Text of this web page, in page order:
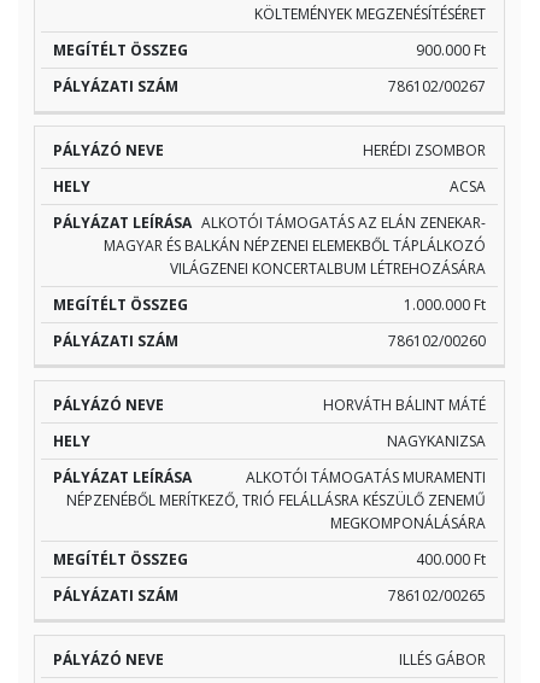
KÖLTEMÉNYEK MEGZENÉSÍTÉSÉRET
900.000 Ft
786102/00267
HERÉDI ZSOMBOR
ACSA
ALKOTÓI TÁMOGATÁS AZ ELÁN ZENEKAR-
MAGYAR ÉS BALKÁN NÉPZENEI ELEMEKBŐL TÁPLÁLKOZÓ
VILÁGZENEI KONCERTALBUM LÉTREHOZÁSÁRA
1.000.000 Ft
786102/00260
HORVÁTH BÁLINT MÁTÉ
NAGYKANIZSA
ALKOTÓI TÁMOGATÁS MURAMENTI
NÉPZENÉBŐL MERÍTKEZŐ, TRIÓ FELÁLLÁSRA KÉSZÜLŐ ZENEMŰ
MEGKOMPONÁLÁSÁRA
400.000 Ft
786102/00265
ILLÉS GÁBOR